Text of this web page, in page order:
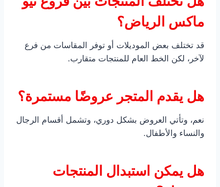
ماكس الرياض؟
قد تختلف بعض الموديلات أو توفر المقاسات من فرع
لآخر، لكن الخط العام للمنتجات متقارب.
هل يقدم المتجر عروضًا مستمرة؟
نعم، وتأتي العروض بشكل دوري، وتشمل أقسام الرجال
والنساء والأطفال.
هل يمكن استبدال المنتجات